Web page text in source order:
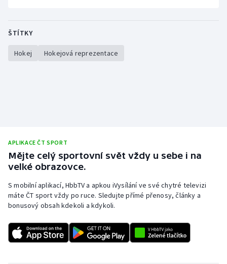
ŠTÍTKY
Hokej Hokejová reprezentace
APLIKACE ČT SPORT
Mějte celý sportovní svět vždy u sebe i na
velké obrazovce.
S mobilní aplikací, HbbTV a apkou iVysílání ve své chytré televizi
máte ČT sport vždy po ruce. Sledujte přímé přenosy, články a
bonusový obsah kdekoli a kdykoli.